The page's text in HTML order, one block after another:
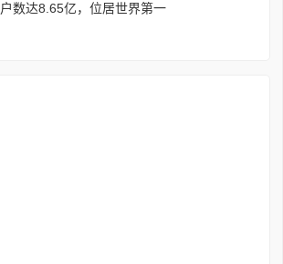
数达8.65亿，位居世界第一